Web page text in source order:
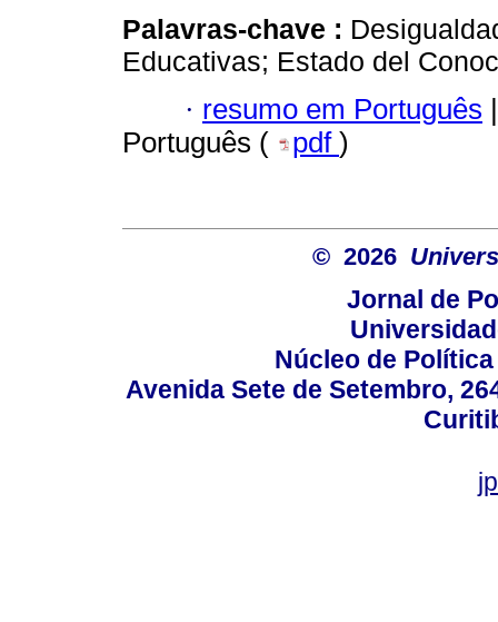
Palavras-chave :
Educativas; Estado del
· resumo em Português |
Português (
pdf )
© 2026
Jornal de
Núcleo de
Avenida Sete de Setembro,